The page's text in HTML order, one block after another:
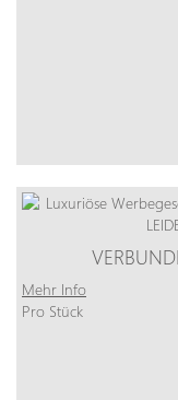
Mehr Info
Pro Stück